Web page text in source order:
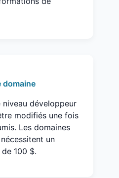
domaine
niveau développeur
modifiés une fois
Les domaines
un
100 $.